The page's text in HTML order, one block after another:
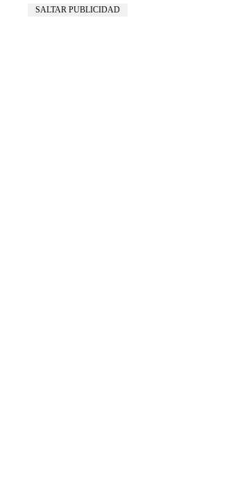
SALTAR PUBLICIDAD